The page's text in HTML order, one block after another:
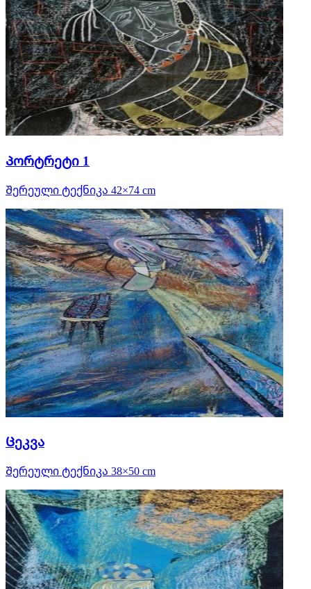
Პორტრეტი 1
Შერეული ტექნიკა 42×74 cm
Ცეკვა
Შერეული ტექნიკა 38×50 cm